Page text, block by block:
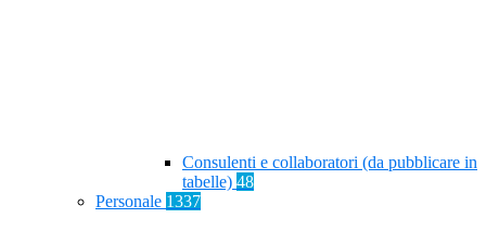
Consulenti e collaboratori (da pubblicare in
tabelle) 48
Personale 1337